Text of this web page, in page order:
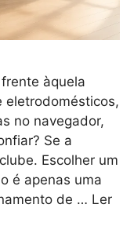
àquela
eletrodomésticos,
no navegador,
Se a
Escolher um
é apenas uma
de … Ler